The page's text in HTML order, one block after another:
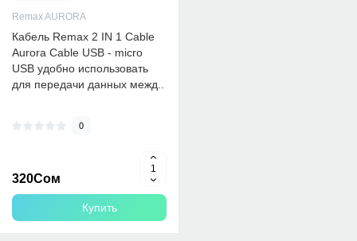
Remax AURORA
Кабель Remax 2 IN 1 Cable
Aurora Cable USB - micro
USB удобно использовать
для передачи данных межд..
0
320Сом
Купить